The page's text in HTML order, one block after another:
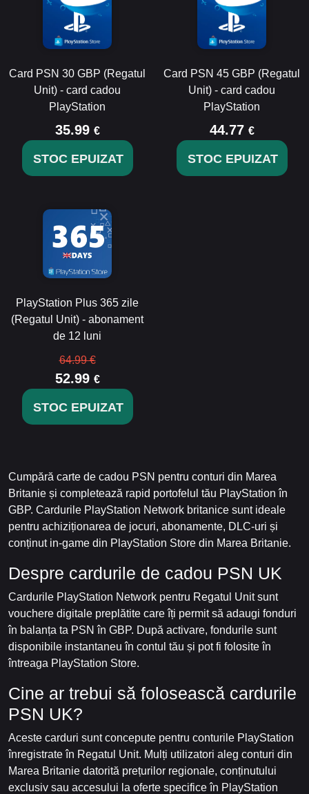
Card PSN 30 GBP (Regatul
Unit) - card cadou
PlayStation
35.99 €
STOC EPUIZAT
Card PSN 45 GBP (Regatul
Unit) - card cadou
PlayStation
44.77 €
STOC EPUIZAT
PlayStation Plus 365 zile
(Regatul Unit) - abonament
de 12 luni
64.99 €
52.99 €
STOC EPUIZAT
Cumpără carte de cadou PSN pentru conturi din Marea
Britanie și completează rapid portofelul tău PlayStation în
GBP. Cardurile PlayStation Network britanice sunt ideale
pentru achiziționarea de jocuri, abonamente, DLC-uri și
conținut in-game din PlayStation Store din Marea Britanie.
Despre cardurile de cadou PSN UK
Cardurile PlayStation Network pentru Regatul Unit sunt
vouchere digitale preplătite care îți permit să adaugi fonduri
în balanța ta PSN în GBP. După activare, fondurile sunt
disponibile instantaneu în contul tău și pot fi folosite în
întreaga PlayStation Store.
Cine ar trebui să folosească cardurile
PSN UK?
Aceste carduri sunt concepute pentru conturile PlayStation
înregistrate în Regatul Unit. Mulți utilizatori aleg conturi din
Marea Britanie datorită prețurilor regionale, conținutului
exclusiv sau accesului la oferte specifice în PlayStation